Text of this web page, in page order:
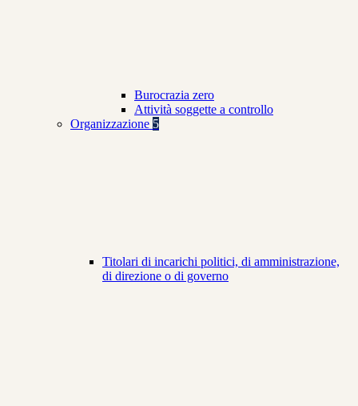
Burocrazia zero
Attività soggette a controllo
Organizzazione 5
Titolari di incarichi politici, di amministrazione,
di direzione o di governo